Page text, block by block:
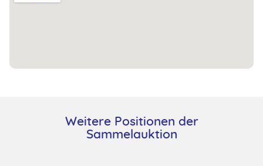
Weitere Positionen der
Sammelauktion